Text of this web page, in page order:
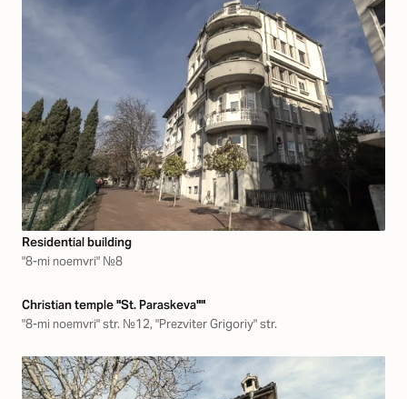
Residential building
"8-mi noemvri" №8
Christian temple "St. Paraskeva""
"8-mi noemvri" str. №12, "Prezviter Grigoriy" str.